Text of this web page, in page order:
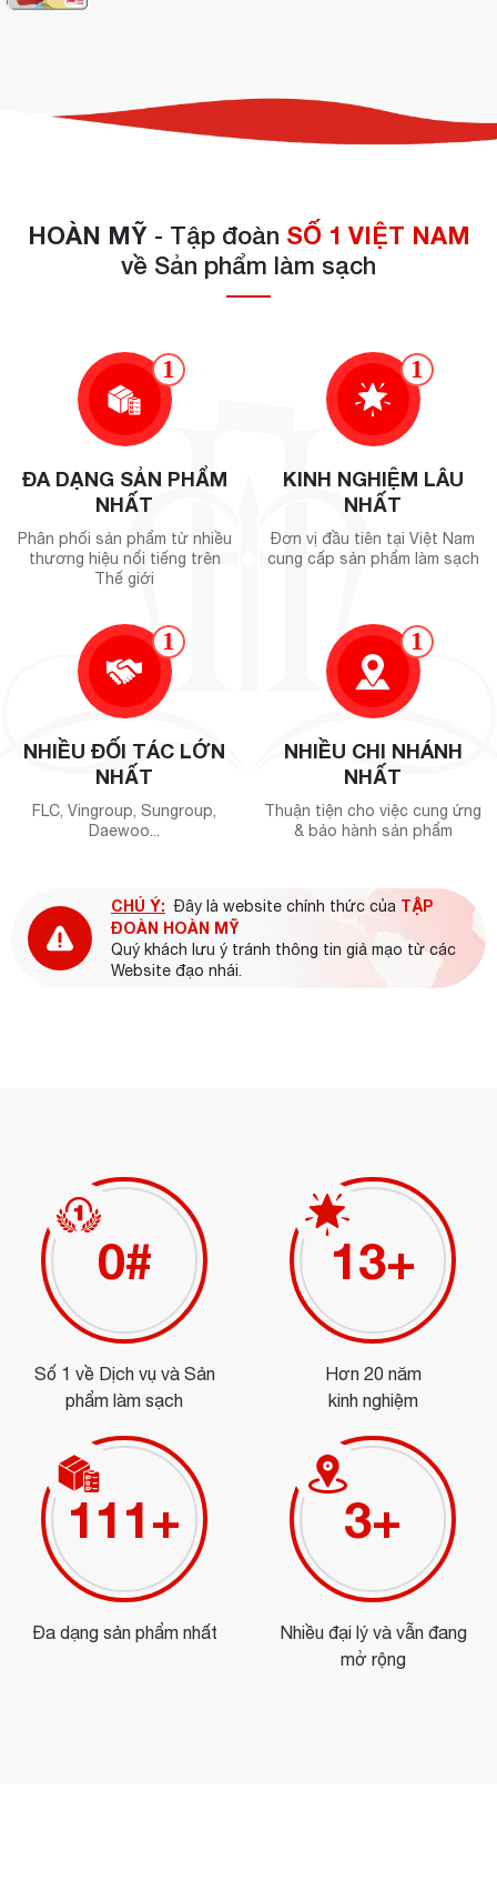
HOÀN MỸ- Tập đoàn SỐ 1 VIỆT NAM
về Sản phẩm làm sạch
1
ĐA DẠNG SẢN PHẨM
NHẤT
Phân phối sản phẩm từ nhiều
thương hiệu nổi tiếng trên
Thế giới
1
KINH NGHIỆM LÂU
NHẤT
Đơn vị đầu tiên tại Việt Nam
cung cấp sản phẩm làm sạch
1
NHIỀU ĐỐI TÁC LỚN
NHẤT
FLC, Vingroup, Sungroup,
Daewoo...
1
NHIỀU CHI NHÁNH
NHẤT
Thuận tiện cho việc cung ứng
& bảo hành sản phẩm
CHÚ Ý: Đây là website chính thức của TẬP
ĐOÀN HOÀN MỸ
Quý khách lưu ý tránh thông tin giả mạo từ các
Website đạo nhái.
0#
Số 1 về Dịch vụ và Sản
phẩm làm sạch
15+
Hơn 20 năm
kinh nghiệm
125+
Đa dạng sản phẩm nhất
3+
Nhiều đại lý và vẫn đang
mở rộng